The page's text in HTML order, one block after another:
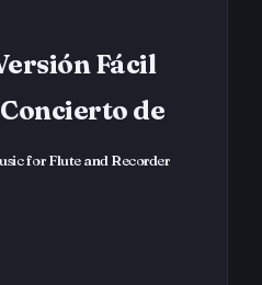
Fácil
de
for Flute and Recorder